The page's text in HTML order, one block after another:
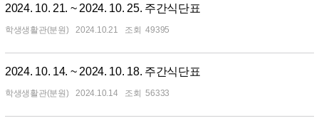
2024. 10. 21. ~ 2024. 10. 25. 주간식단표
학생생활관(분원) 2024.10.21 49395
2024. 10. 14. ~ 2024. 10. 18. 주간식단표
학생생활관(분원) 2024.10.14 56333